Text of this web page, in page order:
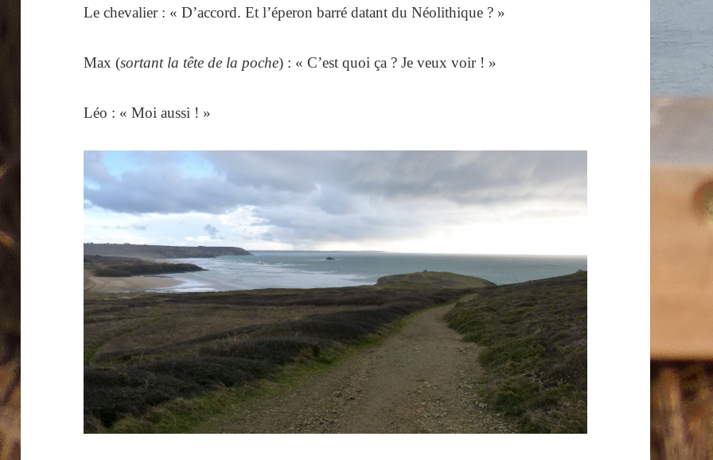
Le chevalier : « D’accord. Et l’éperon barré datant du Néolithique ? »
Max (sortant la tête de la poche) : « C’est quoi ça ? Je veux voir ! »
Léo : « Moi aussi ! »